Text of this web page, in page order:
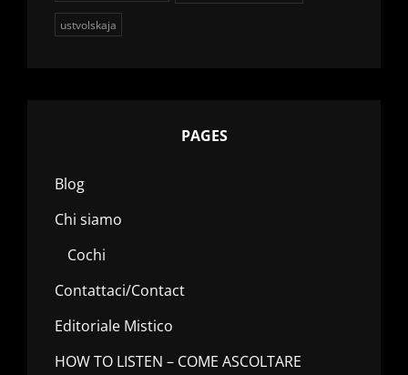
ustvolskaja
PAGES
Blog
Chi siamo
Cochi
Contattaci/Contact
Editoriale Mistico
HOW TO LISTEN – COME ASCOLTARE